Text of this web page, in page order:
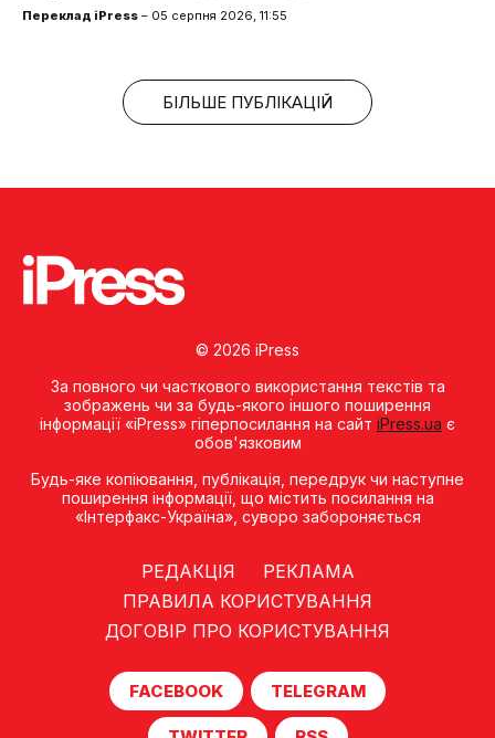
Переклад iPress – 05 серпня 2026, 11:55
БІЛЬШЕ ПУБЛІКАЦІЙ
© 2026 iPress
За повного чи часткового використання текстів та
зображень чи за будь-якого іншого поширення
інформації «iPress» гіперпосилання на сайт iPress.ua є
обов'язковим
Будь-яке копiювання, публiкацiя, передрук чи наступне
поширення iнформацiї, що мiстить посилання на
«Iнтерфакс-Україна», суворо забороняється
РЕДАКЦІЯ
РЕКЛАМА
ПРАВИЛА КОРИСТУВАННЯ
ДОГОВІР ПРО КОРИСТУВАННЯ
FACEBOOK TELEGRAM